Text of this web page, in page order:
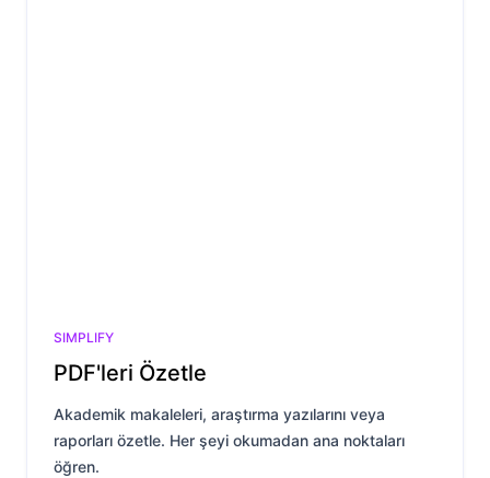
SIMPLIFY
PDF'leri Özetle
Akademik makaleleri, araştırma yazılarını veya
raporları özetle. Her şeyi okumadan ana noktaları
öğren.